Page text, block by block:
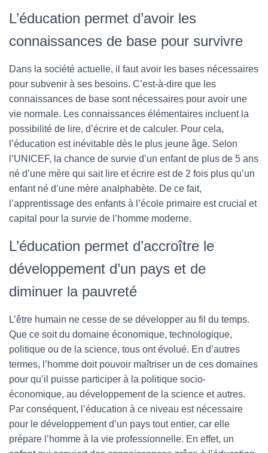
L’éducation permet d’avoir les
connaissances de base pour survivre
Dans la société actuelle, il faut avoir les bases nécessaires
pour subvenir à ses besoins. C’est-à-dire que les
connaissances de base sont nécessaires pour avoir une
vie normale. Les connaissances élémentaires incluent la
possibilité de lire, d’écrire et de calculer. Pour cela,
l’éducation est inévitable dès le plus jeune âge. Selon
l’UNICEF, la chance de survie d’un enfant de plus de 5 ans
né d’une mère qui sait lire et écrire est de 2 fois plus qu’un
enfant né d’une mère analphabète. De ce fait,
l’apprentissage des enfants à l’école primaire est crucial et
capital pour la survie de l’homme moderne.
L’éducation permet d’accroître le
développement d’un pays et de
diminuer la pauvreté
L’être humain ne cesse de se développer au fil du temps.
Que ce soit du domaine économique, technologique,
politique ou de la science, tous ont évolué. En d’autres
termes, l’homme doit pouvoir maîtriser un de ces domaines
pour qu’il puisse participer à la politique socio-
économique, au développement de la science et autres.
Par conséquent, l’éducation à ce niveau est nécessaire
pour le développement d’un pays tout entier, car elle
prépare l’homme à la vie professionnelle. En effet, un